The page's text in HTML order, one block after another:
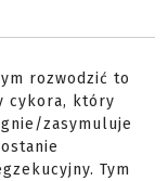
rozwodzić to
cykora, który
zasymuluje
Tym